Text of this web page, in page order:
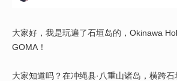
大家好，我是玩遍了石垣岛的，Okinawa
GOMA！
大家知道吗？在冲绳县·八重山诸岛，横跨